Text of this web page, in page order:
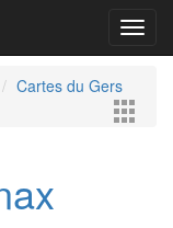
Cartes du Gers